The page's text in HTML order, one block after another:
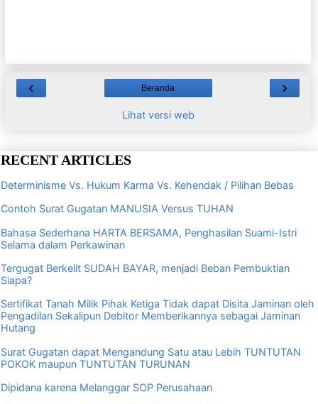
‹ ›
Beranda
Lihat versi web
RECENT ARTICLES
Determinisme Vs. Hukum Karma Vs. Kehendak / Pilihan Bebas
Contoh Surat Gugatan MANUSIA Versus TUHAN
Bahasa Sederhana HARTA BERSAMA, Penghasilan Suami-Istri
Selama dalam Perkawinan
Tergugat Berkelit SUDAH BAYAR, menjadi Beban Pembuktian
Siapa?
Sertifikat Tanah Milik Pihak Ketiga Tidak dapat Disita Jaminan oleh
Pengadilan Sekalipun Debitor Memberikannya sebagai Jaminan
Hutang
Surat Gugatan dapat Mengandung Satu atau Lebih TUNTUTAN
POKOK maupun TUNTUTAN TURUNAN
Dipidana karena Melanggar SOP Perusahaan